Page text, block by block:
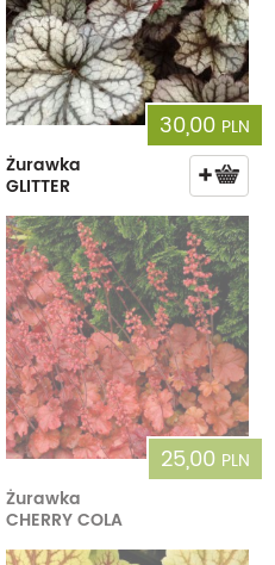
30,00 PLN
Żurawka
GLITTER
25,00 PLN
Żurawka
CHERRY COLA